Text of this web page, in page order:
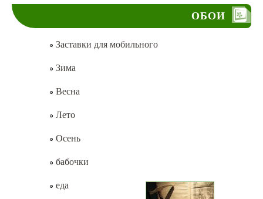
ОБОИ
Заставки для мобильного
Зима
Весна
Лето
Осень
бабочки
еда